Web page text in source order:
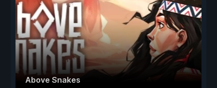
Above Snakes